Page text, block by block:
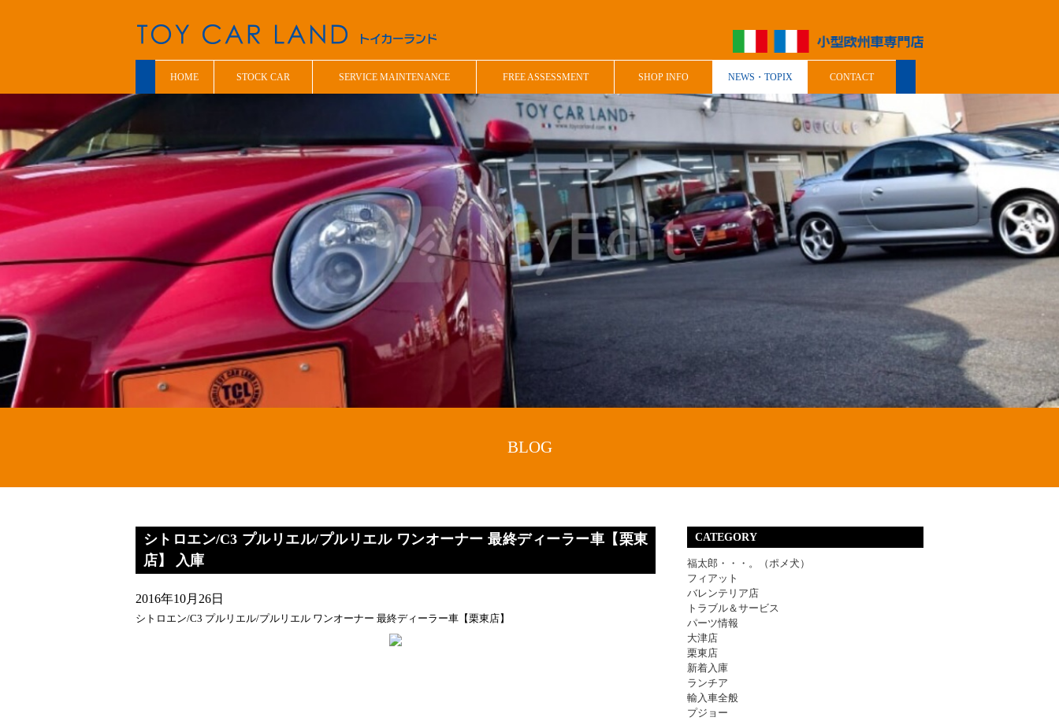
HOME STOCK CAR SERVICE MAINTENANCE FREE ASSESSMENT SHOP INFO NEWS・TOPIX CONTACT
BLOG
シトロエン/C3 プルリエル/プルリエル ワンオーナー 最終ディーラー車【栗東
店】 入庫
2016年10月26日
シトロエン/C3 プルリエル/プルリエル ワンオーナー 最終ディーラー車【栗東店】
CATEGORY
福太郎・・・。（ポメ犬）
フィアット
バレンテリア店
トラブル＆サービス
パーツ情報
大津店
栗東店
新着入庫
ランチア
輸入車全般
プジョー